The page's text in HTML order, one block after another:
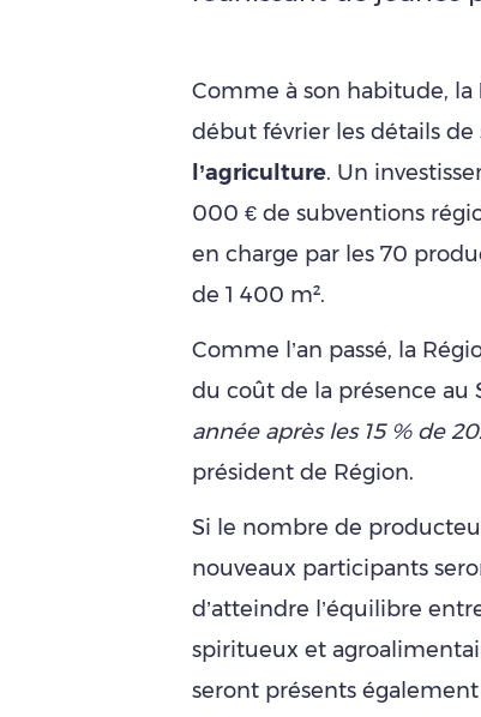
Comme à son habitude, la
début février les détails de
l’agriculture. Un
000 € de subventions
en charge par les 70
de 1 400 m².
Comme l’an passé, la
du coût de la présence au
année après les 15 % de
président de Région.
Si le nombre de
nouveaux participants
d’atteindre l’équilibre
spiritueux et
seront présents